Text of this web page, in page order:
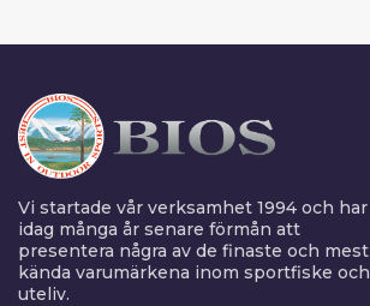
Vi startade vår verksamhet 1994 och har
idag många år senare förmån att
presentera några av de finaste och mest
kända varumärkena inom sportfiske och
uteliv.